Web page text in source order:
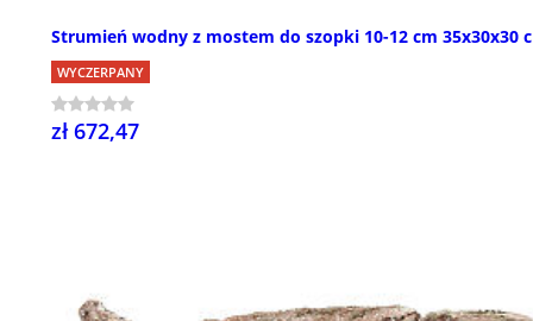
Strumień wodny z mostem do szopki 10-12 cm 35x30x30
WYCZERPANY
zł 672,47